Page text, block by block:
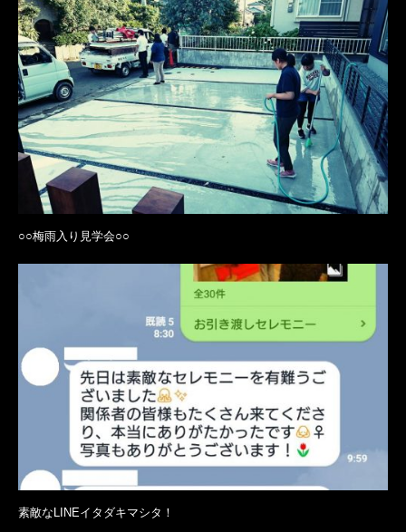
○○梅雨入り見学会○○
素敵なLINEイタダキマシタ！